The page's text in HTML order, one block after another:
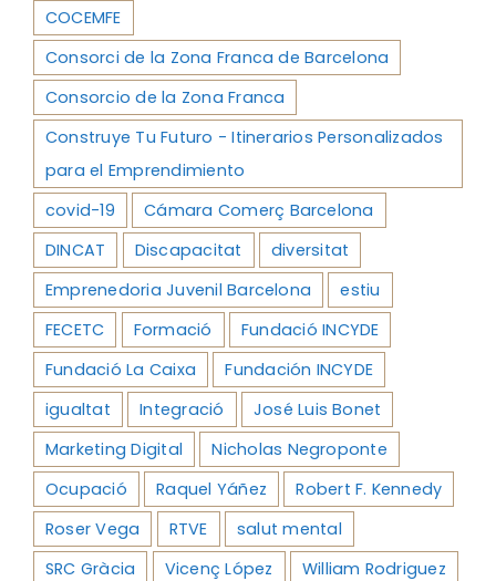
COCEMFE
Consorci de la Zona Franca de Barcelona
Consorcio de la Zona Franca
Construye Tu Futuro - Itinerarios Personalizados
para el Emprendimiento
covid-19
Cámara Comerç Barcelona
DINCAT
Discapacitat
diversitat
Emprenedoria Juvenil Barcelona
estiu
FECETC
Formació
Fundació INCYDE
Fundació La Caixa
Fundación INCYDE
igualtat
Integració
José Luis Bonet
Marketing Digital
Nicholas Negroponte
Ocupació
Raquel Yáñez
Robert F. Kennedy
Roser Vega
RTVE
salut mental
SRC Gràcia
Vicenç López William Rodriguez